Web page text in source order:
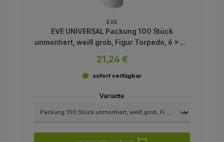
EVE
EVE UNIVERSAL Packung 100 Stück
unmontiert, weiß grob, Figur Torpedo, 6 x 24
21,24 €
sofort verfügbar
Variante